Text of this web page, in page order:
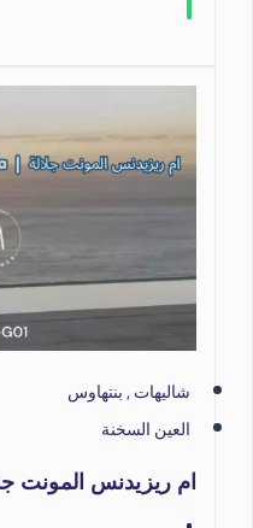
شاليهات , بنتهاوس
العين السخنة
ام ريزيدنس المونت